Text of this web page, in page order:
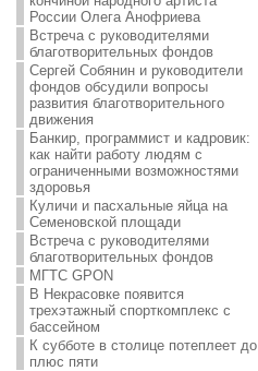
России Олега Анофриева
Встреча с руководителями
благотворительных фондов
Сергей Собянин и руководители
фондов обсудили вопросы
развития благотворительного
движения
Банкир, программист и кадровик:
как найти работу людям с
ограниченными возможностями
здоровья
Куличи и пасхальные яйца на
Семеновской площади
Встреча с руководителями
благотворительных фондов
МГТС GPON
В Некрасовке появится
трехэтажный спорткомплекс с
бассейном
К субботе в столице потеплеет до
плюс пяти